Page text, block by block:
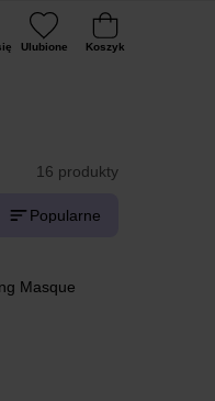
Ulubione Koszyk
16 produkty
Popularne
Masque